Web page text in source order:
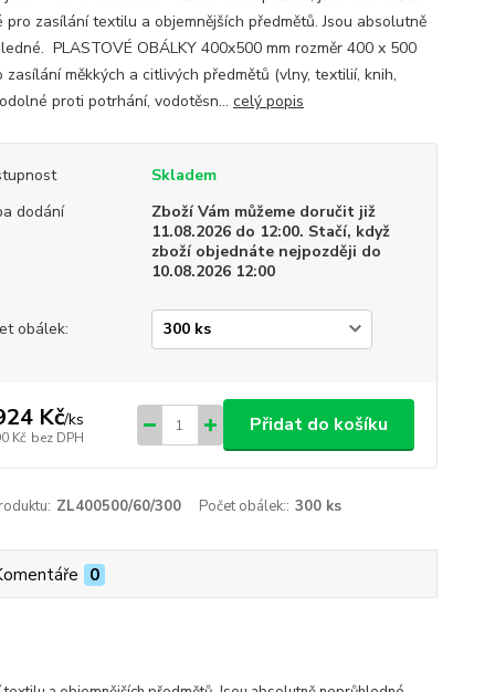
pro zasílání textilu a objemnějších předmětů. Jsou absolutně
PLASTOVÉ OBÁLKY 400x500 mm rozměr 400 x 500
zasílání měkkých a citlivých předmětů (vlny, textilií, knih,
proti potrhání, vodotěsn... celý popis
Skladem
dodání
Zboží Vám můžeme doručit již
11.08.2026 do 12:00. Stačí, když
zboží objednáte nejpozději do
10.08.2026 12:00
obálek:
Kč/ks
Kč bez DPH
Přidat do košíku
ZL400500/60/300 Počet obálek:: 300 ks
0